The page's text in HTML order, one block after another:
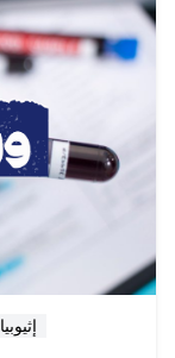
#إثيوبيا